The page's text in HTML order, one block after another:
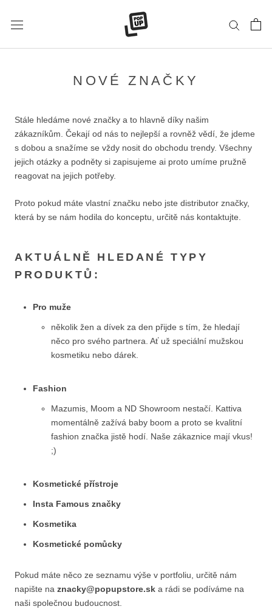
NOVÉ ZNAČKY
Stále hledáme nové značky a to hlavně díky našim
zákazníkům. Čekají od nás to nejlepší a rovněž vědí, že jdeme
s dobou a snažíme se vždy nosit do obchodu trendy. Všechny
jejich otázky a podněty si zapisujeme ai proto umíme pružně
reagovat na jejich potřeby.
Proto pokud máte vlastní značku nebo jste distributor značky,
která by se nám hodila do konceptu, určitě nás kontaktujte.
AKTUÁLNĚ HLEDANÉ TYPY
PRODUKTŮ:
Pro muže
několik žen a dívek za den přijde s tím, že hledají
něco pro svého partnera. Ať už speciální mužskou
kosmetiku nebo dárek.
Fashion
Mazumis, Moom a ND Showroom nestačí. Kattiva
momentálně zažívá baby boom a proto se kvalitní
fashion značka jistě hodí. Naše zákaznice mají vkus!
;)
Kosmetické přístroje
Insta Famous značky
Kosmetika
Kosmetické pomůcky
Pokud máte něco ze seznamu výše v portfoliu, určitě nám
napište na znacky@popupstore.sk a rádi se podíváme na
naši společnou budoucnost.